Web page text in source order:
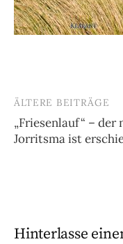
ÄLTERE BEITRÄGE
„Friesenlauf“ –
Jorritsma ist
Hinterlasse